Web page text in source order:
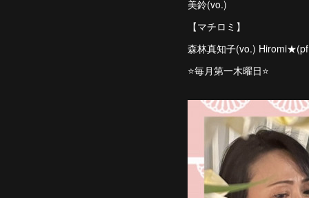
美鈴(vo.)
【マチロミ】
森林真知子(vo.)
⭐️毎月第一木曜日⭐️